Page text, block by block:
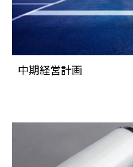
中期経営計画